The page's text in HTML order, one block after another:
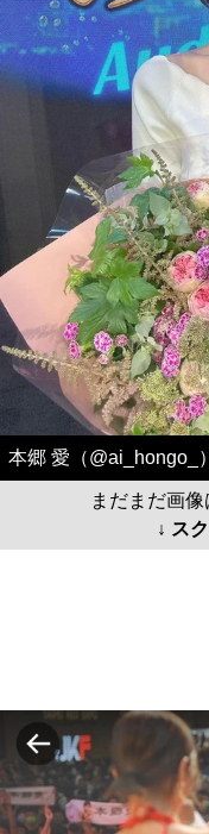
本郷 愛（@ai_hongo_
まだまだ画像
↓ ス